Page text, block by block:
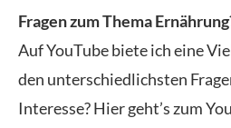
Fragen zum Thema
Auf YouTube biete ich eine
den unterschiedlichsten
Interesse? Hier geht’s zum